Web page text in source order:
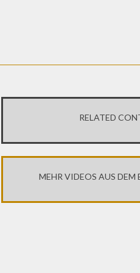
RELATED
MEHR VIDEOS AUS DEM